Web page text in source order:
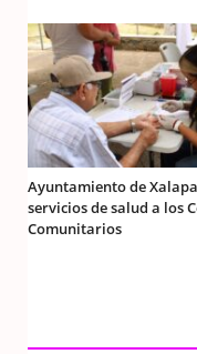
Ayuntamiento de
servicios de salud a los
Comunitarios